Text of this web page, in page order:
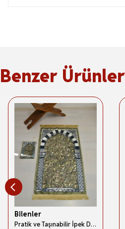
Benzer Ürünler
Bilenler
Pratik ve Taşınabilir İpek Dokulu Çantalı Seccade Ravza Desenli Fermuarlı